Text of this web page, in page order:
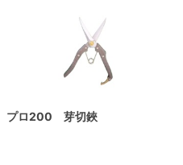
プロ200 芽切鋏